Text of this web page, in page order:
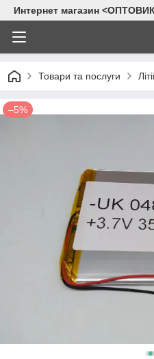
Интернет магазин
Товари та послуги
–5%